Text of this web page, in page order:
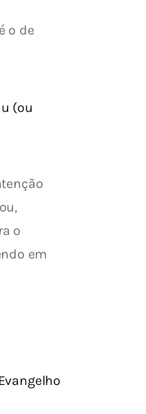
o de
(ou
o
em